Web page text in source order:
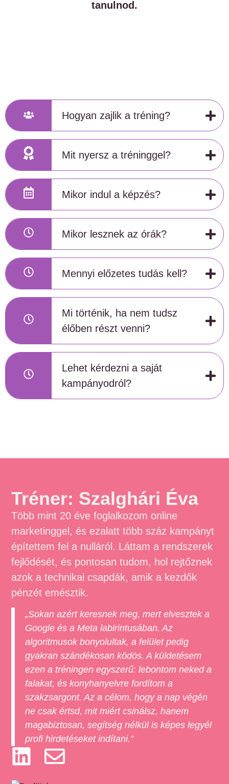
tanulnod.
Hogyan zajlik a tréning?
Mit nyersz a tréninggel?
Mikor indul a képzés?
Mikor lesznek az órák?
Mennyi előzetes tudás kell?
Mi történik, ha nem tudsz
élőben részt venni?
Lehet kérdezni a saját
kampányodról?
Tréner: Szalghári Éva
Több mint 20 éve foglalkozom online
marketinggel, és ezalatt több száz kampányt
építettem fel a nulláról. Láttam a rendszerek
fejlődését, és pontosan tudom, hol rejtőznek
azok a technikai csapdák, amik a kezdők
pénzét emésztik.
„Sokan azért keresnek meg, mert elvesztek a
Google és a Meta labirintusában. Az
algoritmusok bonyolultak, a felület pedig
gyakran szándékosan ködös. A küldetésem
ezen a tréningen egyszerű: lebontom neked a
falakat, és konyhanyelvre fordítom a
szakzsargont. Az a célom, hogy a nap végén
ne csak értsd, mit miért csinálsz, hanem
magabiztosan, segítség nélkül is képes legyél
profi hirdetéseket indítani.”